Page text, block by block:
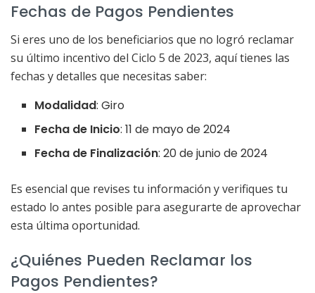
Fechas de Pagos Pendientes
Si eres uno de los beneficiarios que no logró reclamar
su último incentivo del Ciclo 5 de 2023, aquí tienes las
fechas y detalles que necesitas saber:
Modalidad: Giro
Fecha de Inicio: 11 de mayo de 2024
Fecha de Finalización: 20 de junio de 2024
Es esencial que revises tu información y verifiques tu
estado lo antes posible para asegurarte de aprovechar
esta última oportunidad.
¿Quiénes Pueden Reclamar los
Pagos Pendientes?